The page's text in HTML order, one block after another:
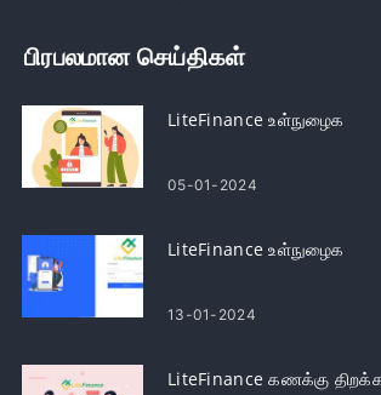
பிரபலமான செய்திகள்
LiteFinance உள்நுழைக
05-01-2024
LiteFinance உள்நுழைக
13-01-2024
LiteFinance கணக்கு